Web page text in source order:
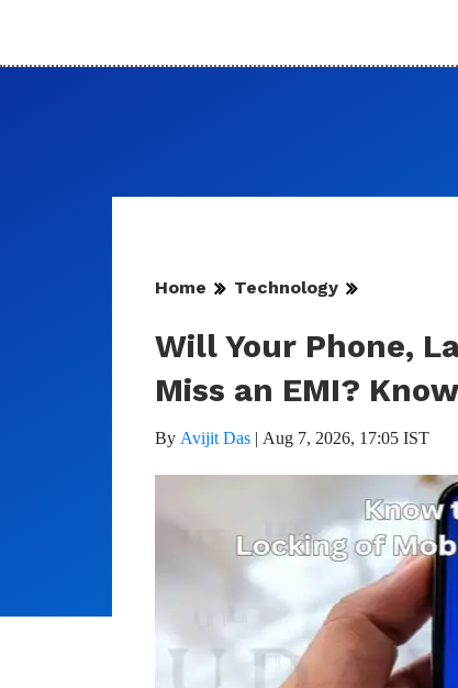
Home Technology
Will Your Phone,
Miss an EMI?
By Avijit Das | Aug 7, 2026, 17:05 IST